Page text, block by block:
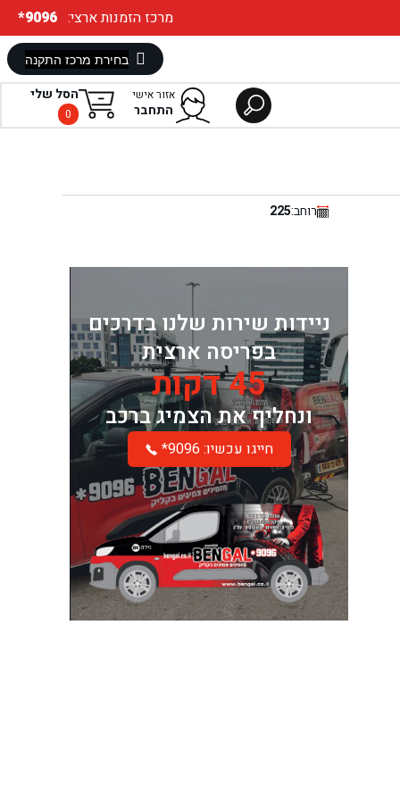
*9096 :מרכז הזמנות ארצי
הסל שלי
0
אזור אישי
התחבר
רוחב:225
ניידות שירות שלנו בדרכים
בפריסה ארצית
45 דקות
ונחליף את הצמיג ברכב
*חייגו עכשיו: 9096